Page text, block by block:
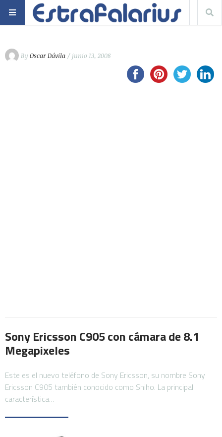
By Oscar Dávila / junio 13, 2008
Sony Ericsson C905 con cámara de 8.1
Megapixeles
Este es el nuevo teléfono de Sony Ericsson, su nombre Sony
Ericsson C905 también conocido como Shiho. La principal
característica…